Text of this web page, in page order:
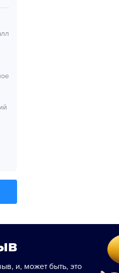
и, может быть, это